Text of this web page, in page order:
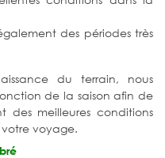
des périodes très
du terrain, nous
de la saison afin de
des meilleures conditions
voyage.